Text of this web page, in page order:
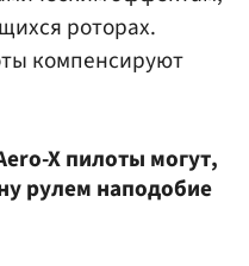
роторах.
компенсируют
X пилоты могут,
рулем наподобие